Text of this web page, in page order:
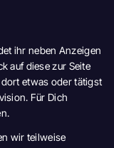
ihr neben Anzeigen
auf diese zur Seite
etwas oder tätigst
Für Dich
wir teilweise